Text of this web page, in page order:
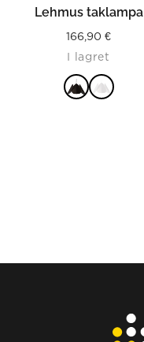
Lehmus taklampa
166,90 €
I lagret